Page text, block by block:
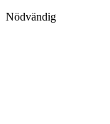
Nödvändig